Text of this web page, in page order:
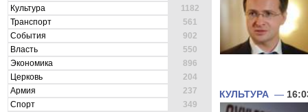
Культура
1182
Транспорт
561
События
902
Власть
550
Экономика
896
Церковь
204
Армия
237
Спорт
349
КУЛЬТУРА —